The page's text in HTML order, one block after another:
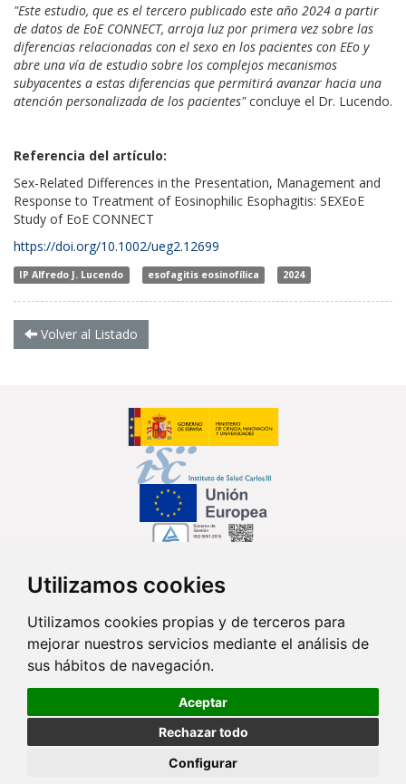
Utilizamos cookies
Utilizamos cookies propias y de terceros para
mejorar nuestros servicios mediante el análisis de
sus hábitos de navegación.
Aceptar
Rechazar todo
Configurar
"Este estudio, que es el tercero publicado este año 2024 a partir
de datos de EoE CONNECT, arroja luz por primera vez sobre las
diferencias relacionadas con el sexo en los pacientes con EEo y
abre una vía de estudio sobre los complejos mecanismos
subyacentes a estas diferencias que permitirá avanzar hacia una
atención personalizada de los pacientes"concluye el Dr. Lucendo.
Referencia del artículo:
Sex-Related Differences in the Presentation, Management and
Response to Treatment of Eosinophilic Esophagitis: SEXEoE
Study of EoE CONNECT
https://doi.org/10.1002/ueg2.12699
IP Alfredo J. Lucendo esofagitis eosinofílica 2024
Volver al Listado
Síguenos en...
Contacto
Av. Monforte de Lemos, 3-5. Pabellón 11. Planta 0 28029 Madrid
info@ciberisciii.es
Política de Privacidad
| Portal de Transparencia